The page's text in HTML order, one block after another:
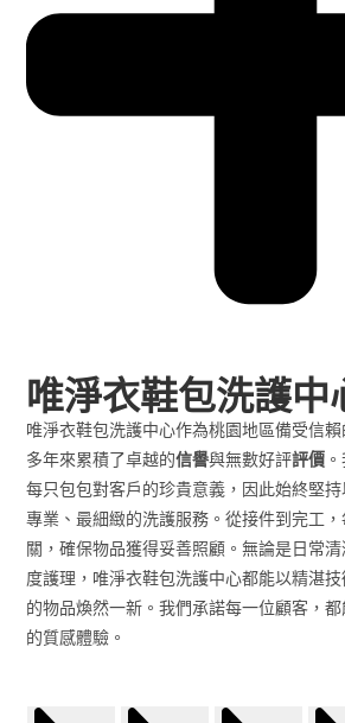
唯淨衣鞋包洗護中
唯淨衣鞋包洗護中心作為桃園地區備受信
多年來累積了卓越的信譽與無數好評評價
每只包包對客戶的珍貴意義，因此始終堅
專業、最細緻的洗護服務。從接件到完工
關，確保物品獲得妥善照顧。無論是日常
度護理，唯淨衣鞋包洗護中心都能以精湛
的物品煥然一新。我們承諾每一位顧客，
的質感體驗。